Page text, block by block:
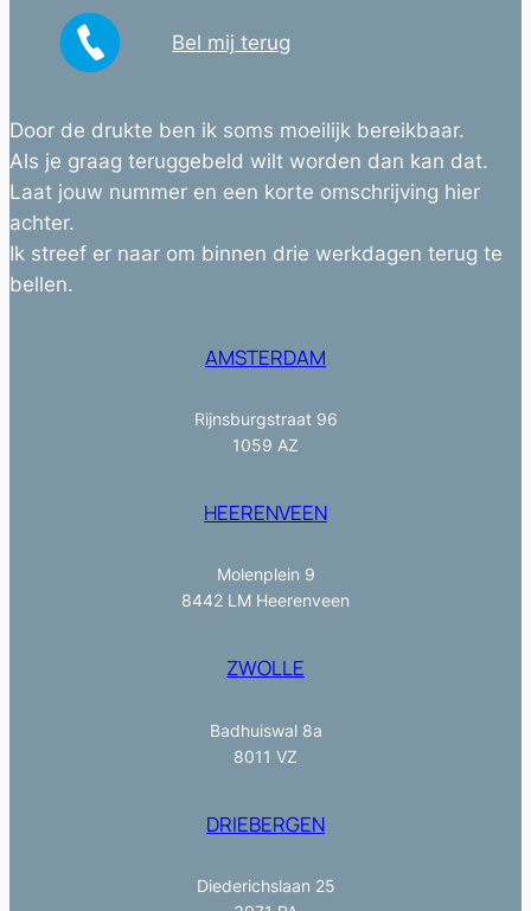
Bel mij terug
Door de drukte ben ik soms moeilijk bereikbaar.
Als je graag teruggebeld wilt worden dan kan dat.
Laat jouw nummer en een korte omschrijving hier
achter.
Ik streef er naar om binnen drie werkdagen terug te
bellen.
AMSTERDAM
Rijnsburgstraat 96
1059 AZ
HEERENVEEN
Molenplein 9
8442 LM Heerenveen
ZWOLLE
Badhuiswal 8a
8011 VZ
DRIEBERGEN
Diederichslaan 25